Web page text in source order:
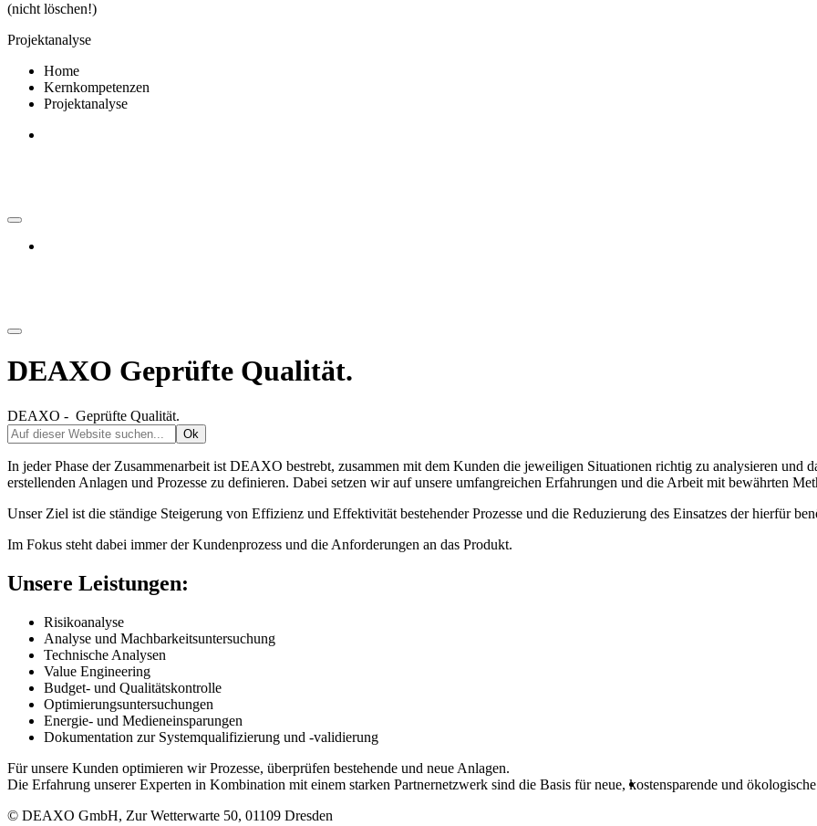
(nicht löschen!)
Projektanalyse
Home
Kernkompetenzen
Projektanalyse
DEAXO Geprüfte Qualität.
DEAXO - Geprüfte Qualität.
In jeder Phase der Zusammenarbeit ist DEAXO bestrebt, zusammen mit dem Kunden die jeweiligen Situationen richtig zu analysieren und
erstellenden Anlagen und Prozesse zu definieren. Dabei setzen wir auf unsere umfangreichen Erfahrungen und die Arbeit mit bewährten
Unser Ziel ist die ständige Steigerung von Effizienz und Effektivität bestehender Prozesse und die Reduzierung des Einsatzes der hierfür
Im Fokus steht dabei immer der Kundenprozess und die Anforderungen an das Produkt.
Unsere Leistungen:
Risikoanalyse
Analyse und Machbarkeitsuntersuchung
Technische Analysen
Value Engineering
Budget- und Qualitätskontrolle
Optimierungsuntersuchungen
Energie- und Medieneinsparungen
Dokumentation zur Systemqualifizierung und -validierung
Für unsere Kunden optimieren wir Prozesse, überprüfen bestehende und neue Anlagen.
Die Erfahrung unserer Experten in Kombination mit einem starken Partnernetzwerk sind die Basis für neue, kostensparende und
© DEAXO GmbH, Zur Wetterwarte 50, 01109 Dresden